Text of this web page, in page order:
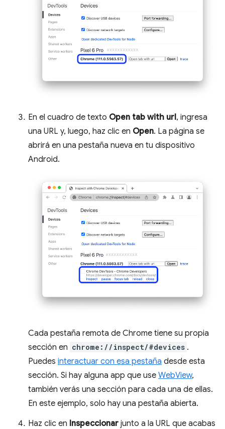
En el cuadro de texto Open tab with url, ingresa
una URL y, luego, haz clic en Open. La página se
abrirá en una pestaña nueva en tu dispositivo
Android.
Cada pestaña remota de Chrome tiene su propia
sección en chrome://inspect/#devices .
Puedes interactuar con esa pestaña desde esta
sección. Si hay alguna app que use WebView,
también verás una sección para cada una de ellas.
En este ejemplo, solo hay una pestaña abierta.
Haz clic en Inspeccionar junto a la URL que acabas